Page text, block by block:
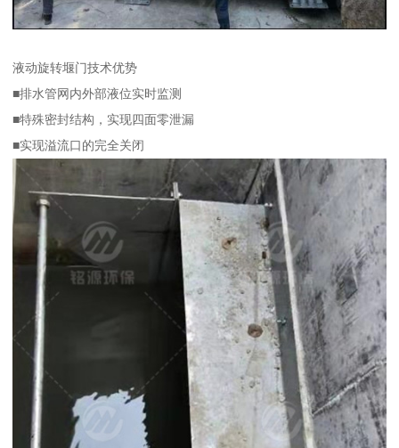
液动旋转堰门技术优势
■排水管网内外部液位实时监测
■特殊密封结构，实现四面零泄漏
■实现溢流口的完全关闭